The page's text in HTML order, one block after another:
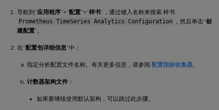
导航到“应用程序”>“配置”>“样书”，通过键入名称来搜索 样书
Prometheus TimeSeries Analytics Configuration
，然后单击“创
建配置”。
在“配置包详细信息”中：
指定分析配置文件名称。有关更多信息，请参阅 配置指标收集器。
计数器架构文件 ：
如果要继续使用默认架构，可以跳过此步骤。